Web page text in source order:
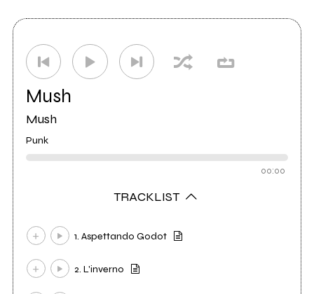
Mush
Mush
Punk
00:00
TRACKLIST
1. Aspettando Godot
2. L'inverno